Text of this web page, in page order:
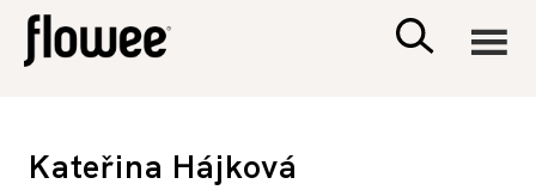
Kateřina Hájková